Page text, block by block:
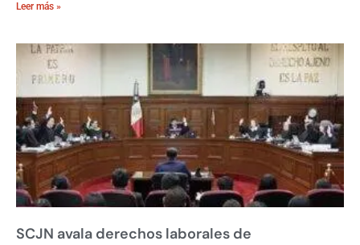
Leer más »
SCJN avala derechos laborales de